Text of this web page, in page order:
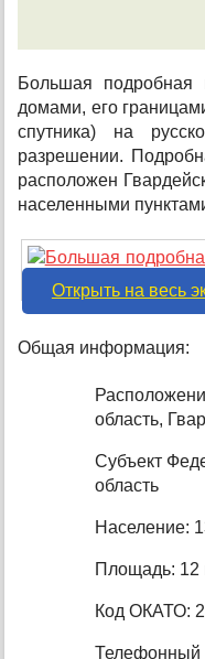
Большая подробная
домами, его
спутника) на
разрешении.
расположен
населенными
Открыть на весь
Общая информация:
область,
Субъект
область
Население:
Площадь: 12
Код ОКАТО:
Телефонный